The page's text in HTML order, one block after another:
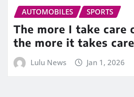
AUTOMOBILES SPORTS
The more I take care
the more it takes
Lulu News Jan 1, 2026